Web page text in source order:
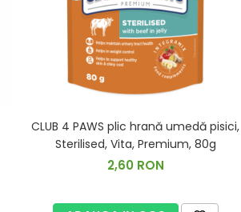
CLUB 4 PAWS plic hrană umedă pisici,
Sterilised, Vita, Premium, 80g
2,60 RON